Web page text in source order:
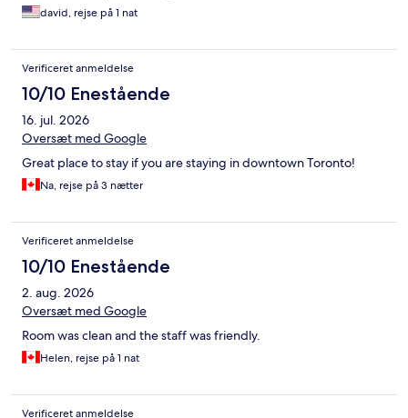
david, rejse på 1 nat
Verificeret anmeldelse
10/10 Enestående
16. jul. 2026
Oversæt med Google
Great place to stay if you are staying in downtown Toronto!
Na, rejse på 3 nætter
Verificeret anmeldelse
10/10 Enestående
2. aug. 2026
Oversæt med Google
Room was clean and the staff was friendly.
Helen, rejse på 1 nat
Verificeret anmeldelse